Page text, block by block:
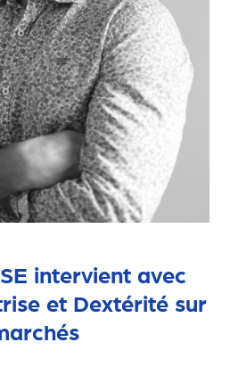
intervient avec
et Dextérité sur